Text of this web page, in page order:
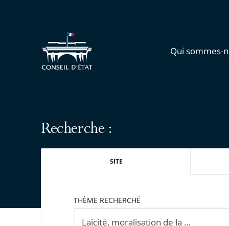
Qui sommes-
Recherche :
SITE
THÈME RECHERCHÉ